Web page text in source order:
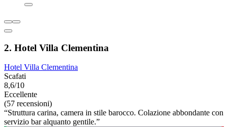
2. Hotel Villa Clementina
Hotel Villa Clementina
Scafati
8,6/10
Eccellente
(57 recensioni)
“Struttura carina, camera in stile barocco. Colazione abbondante con
servizio bar alquanto gentile.”